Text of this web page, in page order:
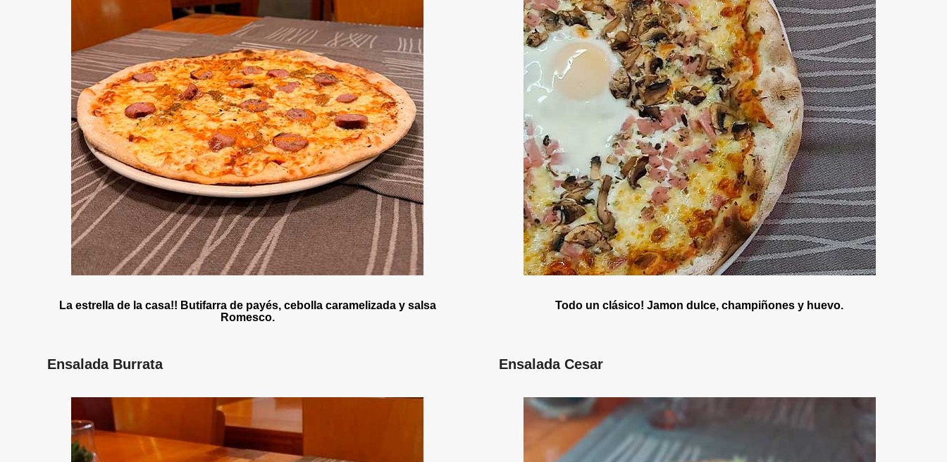
La estrella de la casa!! Butifarra de payés, cebolla caramelizada y salsa
Romesco.
Todo un clásico! Jamon dulce, champiñones y huevo.
Ensalada Burrata Ensalada Cesar